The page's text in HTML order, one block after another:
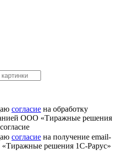
согласие на обработку
ООО «Тиражные решения
согласие на получение email-
решения 1С-Рарус»